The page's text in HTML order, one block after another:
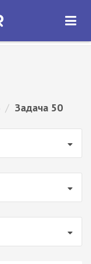
ОТКРЫТЬ
/ Задача 50